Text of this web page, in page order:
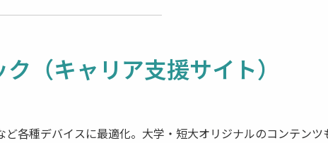
（キャリア支援サイト）
各種デバイスに最適化。大学・短大オリジナルのコンテン